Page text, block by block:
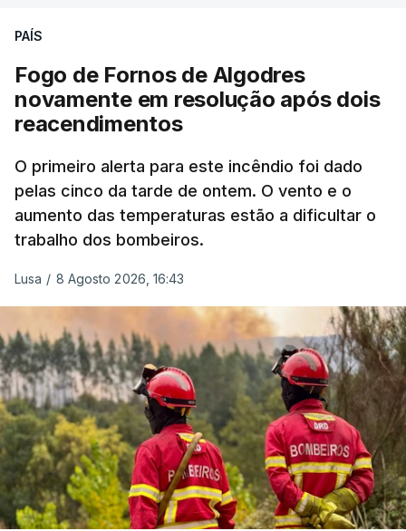
nada disto é incompatível com tratarmos com
crianças", acrescentou.
António José Seguro mostrou dúvidas sobre se é
ERRO100
ESTE CONTEÚDO ESTÁ NESTE
MOMENTO INDISPONÍVEL
O Chega considerou "de uma enorme gravidade" a
decisão do Presidente da Repúblicade enviar para
o Tribunal Constitucional o decreto sobre retorno
de estrangeiros, sustentando tratar-se de "uma
irresponsabilidade".
PAÍS
Fogo de Fornos de Algodres
novamente em resolução após dois
reacendimentos
O primeiro alerta para este incêndio foi dado
pelas cinco da tarde de ontem. O vento e o
aumento das temperaturas estão a dificultar o
trabalho dos bombeiros.
Lusa / 8 Agosto 2026, 16:43